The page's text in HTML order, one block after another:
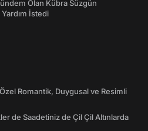
Olan Kübra Süzgün
İstedi
Romantik, Duygusal ve Resimli
de Saadetiniz de Çil Çil Altınlarda